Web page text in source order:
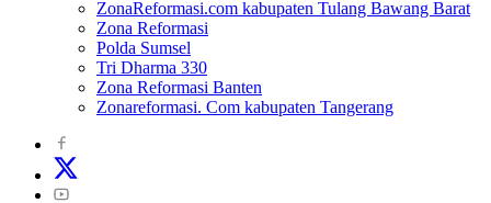
ZonaReformasi.com kabupaten Tulang Bawang Barat
Zona Reformasi
Polda Sumsel
Tri Dharma 330
Zona Reformasi Banten
Zonareformasi. Com kabupaten Tangerang